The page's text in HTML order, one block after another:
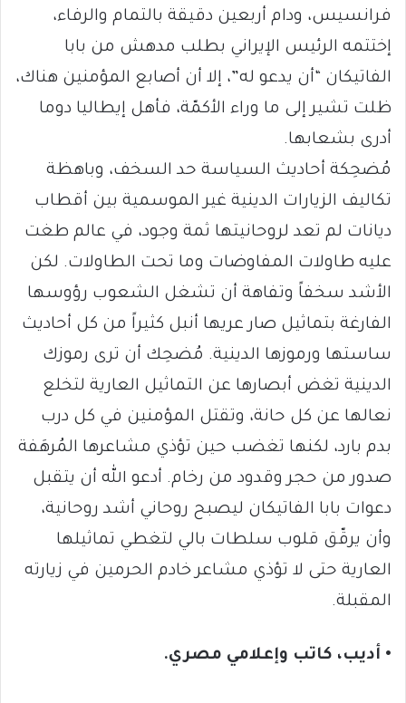
فرانسيس، ودام أربعين دقيقة بالتمام والرفاء،
إختتمه الرئيس الإيراني بطلب مدهش من بابا
الفاتيكان “أن يدعو له”، إلا أن أصابع المؤمنين هناك،
ظلت تشير إلى ما وراء الأكمّة، فأهل إيطاليا دوما
أدرى بشعابها.
مُضحِكة أحاديث السياسة حد السخف، وباهظة
تكاليف الزيارات الدينية غير الموسمية بين أقطاب
ديانات لم تعد لروحانيتها ثمة وجود، في عالم طغت
عليه طاولات المفاوضات وما تحت الطاولات. لكن
الأشد سخفاً وتفاهة أن تشغل الشعوب رؤوسها
الفارغة بتماثيل صار عريها أنبل كثيراً من كل أحاديث
ساستها ورموزها الدينية. مُضحِك أن ترى رموزك
الدينية تغض أبصارها عن التماثيل العارية لتخلع
نعالها عن كل حانة، وتقتل المؤمنين في كل درب
بدم بارد، لكنها تغضب حين تؤذي مشاعرها المُرهَفة
صدور من حجر وقدود من رخام. أدعو الله أن يتقبل
دعوات بابا الفاتيكان ليصبح روحاني أشد روحانية،
وأن يرقّق قلوب سلطات بالي لتغطي تماثيلها
العارية حتى لا تؤذي مشاعر خادم الحرمين في زيارته
المقبلة.
• أديب، كاتب وإعلامي مصري.